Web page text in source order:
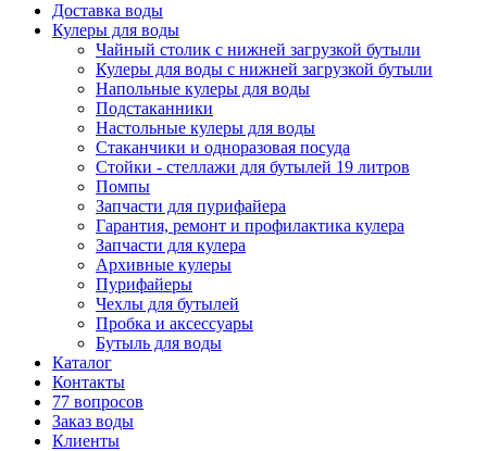
Доставка воды
Кулеры для воды
Чайный столик с нижней загрузкой бутыли
Кулеры для воды с нижней загрузкой бутыли
Напольные кулеры для воды
Подстаканники
Настольные кулеры для воды
Стаканчики и одноразовая посуда
Стойки - стеллажи для бутылей 19 литров
Помпы
Запчасти для пурифайера
Гарантия, ремонт и профилактика кулера
Запчасти для кулера
Архивные кулеры
Пурифайеры
Чехлы для бутылей
Пробка и аксессуары
Бутыль для воды
Каталог
Контакты
77 вопросов
Заказ воды
Клиенты